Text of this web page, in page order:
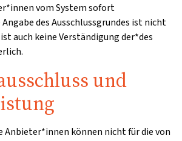
vom System sofort
des Ausschlussgrundes ist nicht
auch keine Verständigung der*des
und
Anbieter*innen können nicht für die von